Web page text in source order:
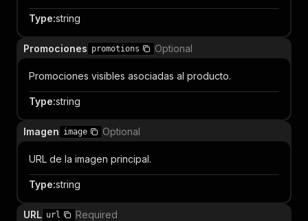
Type:string
Promociones promotions Optional
Promociones visibles asociadas al producto.
Type:string
Imagen image Optional
URL de la imagen principal.
Type:string
URL url Required